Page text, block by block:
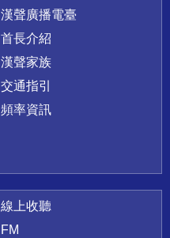
漢聲廣播電臺
首長介紹
漢聲家族
交通指引
頻率資訊
線上收聽
FM